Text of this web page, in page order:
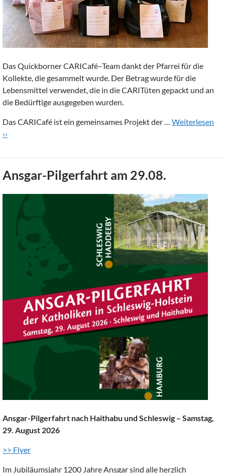
Das Quickborner CARICafé–Team dankt der Pfarrei für die
Kollekte, die gesammelt wurde. Der Betrag wurde für die
Lebensmittel verwendet, die in die CARITüten gepackt und an
die Bedürftige ausgegeben wurden.
Das CARICafé ist ein gemeinsames Projekt der … Weiterlesen
››
Ansgar-Pilgerfahrt am 29.08.
Ansgar-Pilgerfahrt nach Haithabu und Schleswig – Samstag,
29. August 2026
>> Flyer
Im Jubiläumsjahr 1200 Jahre Ansgar sind alle herzlich